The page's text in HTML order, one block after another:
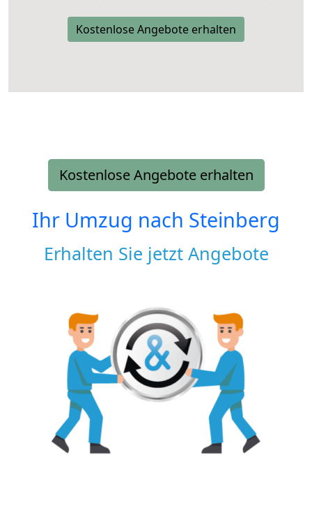
Kostenlose Angebote erhalten
Kostenlose Angebote erhalten
Ihr Umzug nach Steinberg
Erhalten Sie jetzt Angebote